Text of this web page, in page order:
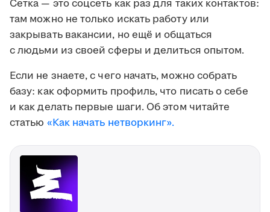
Сетка — это соцсеть как раз для таких контактов:
там можно не только искать работу или
закрывать вакансии, но ещё и общаться
с людьми из своей сферы и делиться опытом.
Если не знаете, с чего начать, можно собрать
базу: как оформить профиль, что писать о себе
и как делать первые шаги. Об этом читайте
статью «Как начать нетворкинг».